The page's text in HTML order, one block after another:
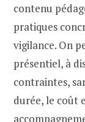
contenu
pratiques
vigilance. On
présentiel, à
contraintes,
durée, le coût